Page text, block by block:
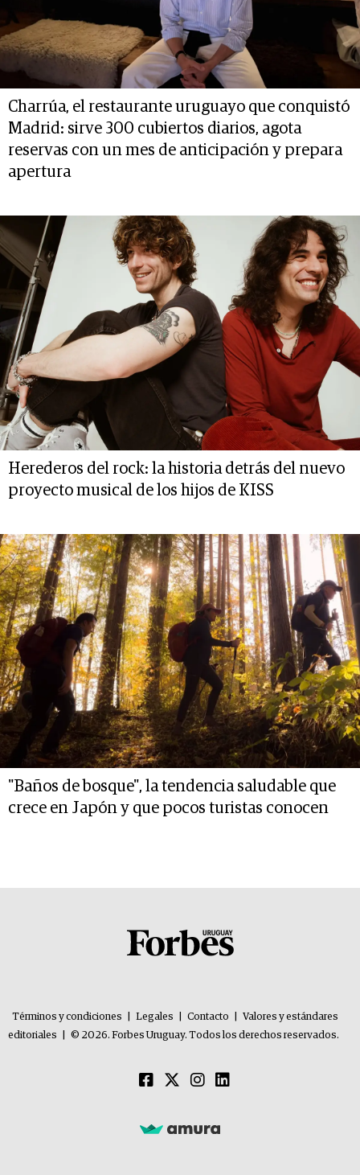
Charrúa, el restaurante uruguayo que conquistó
Madrid: sirve 300 cubiertos diarios, agota
reservas con un mes de anticipación y prepara
apertura
Herederos del rock: la historia detrás del nuevo
proyecto musical de los hijos de KISS
"Baños de bosque", la tendencia saludable que
crece en Japón y que pocos turistas conocen
Términos y condiciones Legales Contacto
Valores y estándares
editoriales
© 2026. Forbes Uruguay. Todos los derechos reservados.